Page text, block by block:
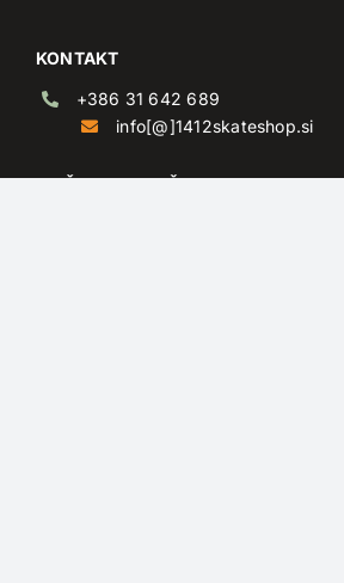
KONTAKT
+386 31 642 689
info[@]1412skateshop.si
MOŽNOSTI PLAČILA